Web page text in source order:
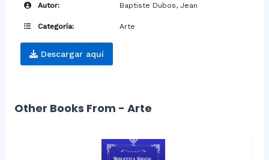
Autor: Baptiste Dubos, Jean
Categoría: Arte
Descargar aquí
Other Books From - Arte